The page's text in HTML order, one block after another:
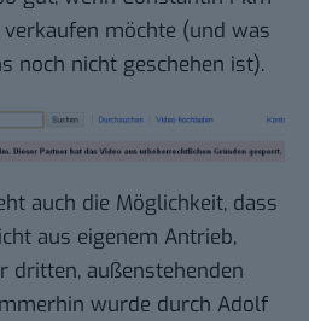
möchte (und was
noch nicht geschehen ist).
auch die Möglichkeit, dass
aus eigenem Antrieb,
dritten, außenstehenden
wurde durch Adolf